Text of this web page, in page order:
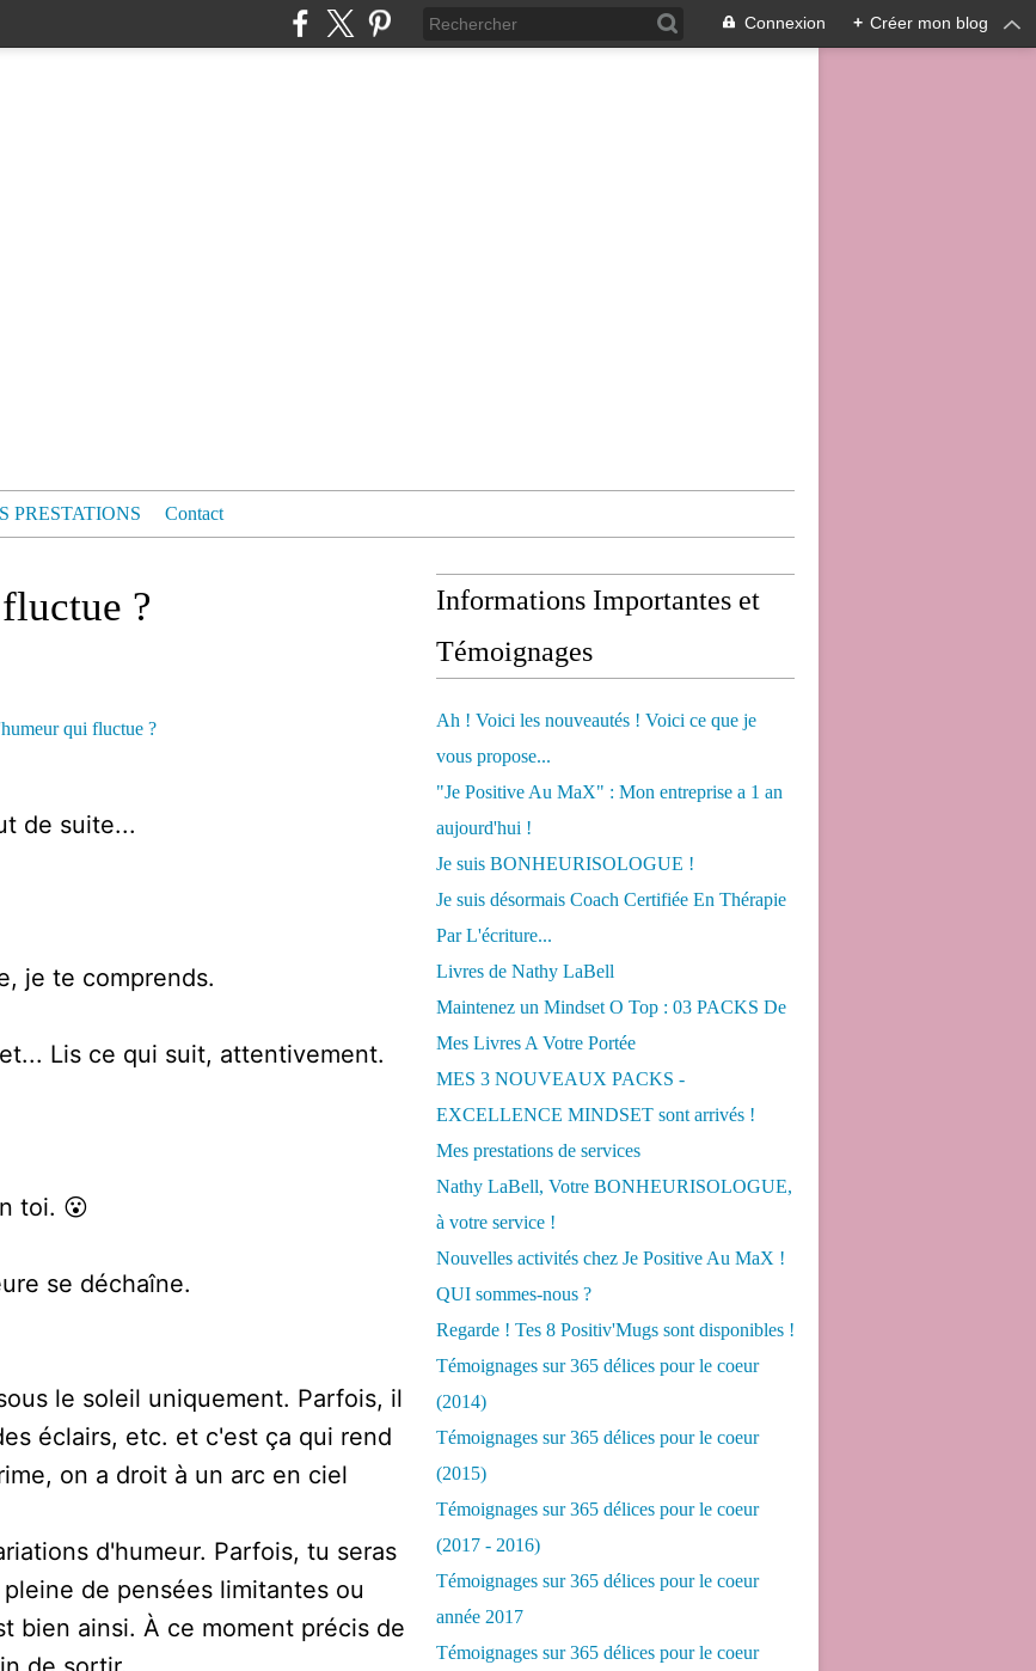
Connexion + Créer mon blog
PRESTATIONS Contact
?
de suite...
je te comprends.
Lis ce qui suit, attentivement.
toi. 😮
se déchaîne.
le soleil uniquement. Parfois, il
éclairs, etc. et c'est ça qui rend
on a droit à un arc en ciel
d'humeur. Parfois, tu seras
de pensées limitantes ou
bien ainsi. À ce moment précis de
Informations Importantes et
Témoignages
Ah ! Voici les nouveautés ! Voici ce que je
vous propose...
"Je Positive Au MaX" : Mon entreprise a 1 an
aujourd'hui !
Je suis BONHEURISOLOGUE !
Je suis désormais Coach Certifiée En Thérapie
Par L'écriture...
Livres de Nathy LaBell
Maintenez un Mindset O Top : 03 PACKS De
Mes Livres A Votre Portée
MES 3 NOUVEAUX PACKS -
EXCELLENCE MINDSET sont arrivés !
Mes prestations de services
Nathy LaBell, Votre BONHEURISOLOGUE,
à votre service !
Nouvelles activités chez Je Positive Au MaX !
QUI sommes-nous ?
Regarde ! Tes 8 Positiv'Mugs sont disponibles !
Témoignages sur 365 délices pour le coeur
(2014)
Témoignages sur 365 délices pour le coeur
(2015)
Témoignages sur 365 délices pour le coeur
(2017 - 2016)
Témoignages sur 365 délices pour le coeur
année 2017
Témoignages sur 365 délices pour le coeur